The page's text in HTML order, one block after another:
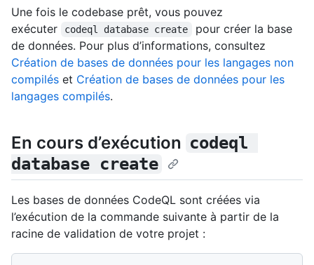
Une fois le codebase prêt, vous pouvez
exécuter
codeql database create
pour créer la base
de données. Pour plus d’informations, consultez
Création de bases de données pour les langages non
compilés et Création de bases de données pour les
langages compilés.
En cours d’exécution codeql
database create
Les bases de données CodeQL sont créées via
l’exécution de la commande suivante à partir de la
racine de validation de votre projet :